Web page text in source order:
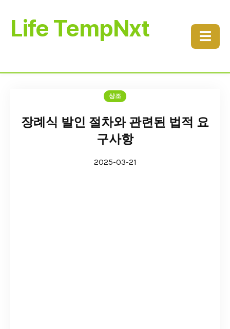
Life TempNxt ☰
상조
장례식 발인 절차와 관련된 법적 요
구사항
2025-03-21